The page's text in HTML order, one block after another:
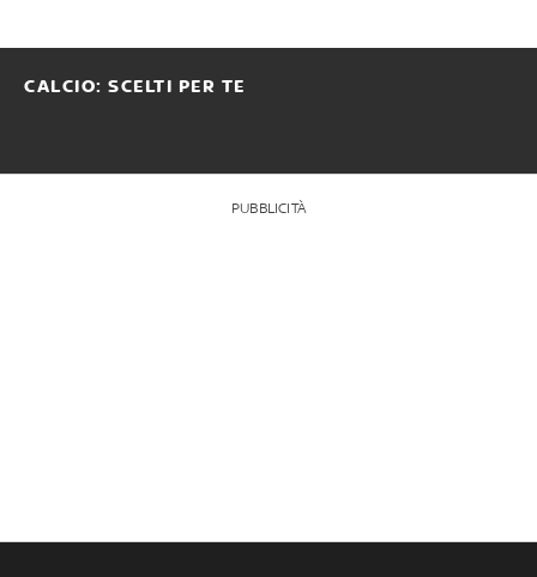
CALCIO: SCELTI PER TE
PUBBLICITÀ